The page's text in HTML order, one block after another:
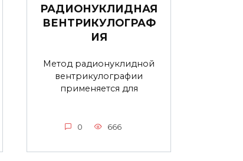
РАДИОНУКЛИДНАЯ
ВЕНТРИКУЛОГРАФ
ИЯ
Метод радионуклидной
вентрикулографии
применяется для
0 666